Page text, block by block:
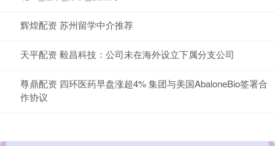
辉煌配资 苏州留学中介推荐
天平配资 毅昌科技：公司未在海外设立下属分支公司
尊鼎配资 四环医药早盘涨超4% 集团与美国AbaloneBio签署合
作协议